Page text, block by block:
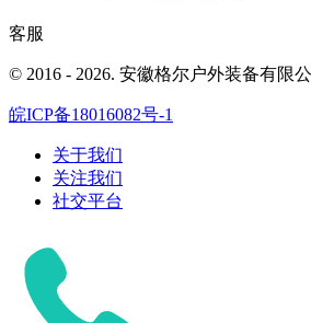
客服
© 2016 - 2026. 安徽格尔户外装备有限
皖ICP备18016082号-1
关于我们
关注我们
社交平台